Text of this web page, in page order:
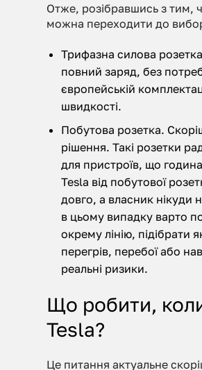
Отже, розібравшись з тим,
можна переходити до
Трифазна силова
повний заряд, без
європейській
швидкості.
Побутова розетка.
рішення. Такі розетки
для пристроїв, що
Tesla від побутової
довго, а власник нікуди
в цьому випадку варто
окрему лінію, підібрати
перегрів, перебої або
реальні ризики.
Що робити,
Tesla?
Це питання актуальне